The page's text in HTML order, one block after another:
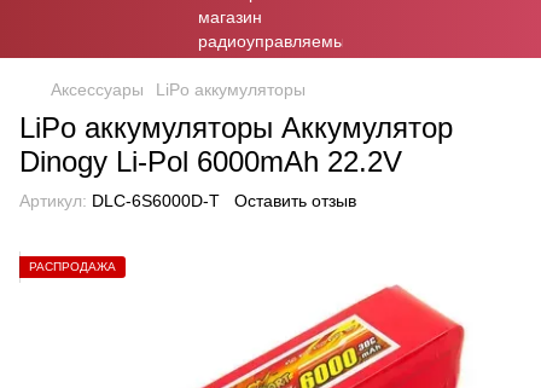
Аксессуары LiPo аккумуляторы
LiPo аккумуляторы Аккумулятор
Dinogy Li-Pol 6000mAh 22.2V
Артикул: DLC-6S6000D-T Оставить отзыв
РАСПРОДАЖА